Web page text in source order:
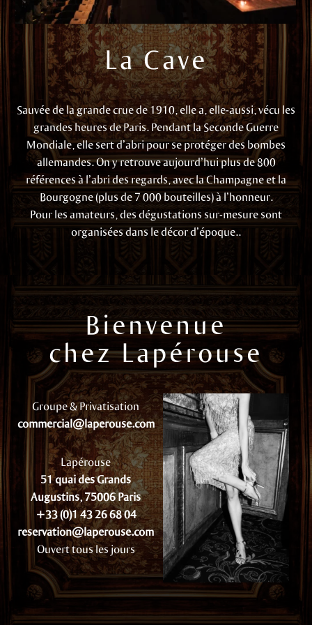
La Cave
Sauvée de la grande crue de 1910, elle a, elle-aussi, vécu les
grandes heures de Paris. Pendant la Seconde Guerre
Mondiale, elle sert d’abri pour se protéger des bombes
allemandes. On y retrouve aujourd’hui plus de 800
références à l’abri des regards, avec la Champagne et la
Bourgogne (plus de 7 000 bouteilles) à l’honneur.
Pour les amateurs, des dégustations sur-mesure sont
organisées dans le décor d’époque..
Bienvenue
chez Lapérouse
Groupe & Privatisation
commercial@laperouse.com
Lapérouse
51 quai des Grands
Augustins, 75006 Paris
+33 (0)1 43 26 68 04
reservation@laperouse.com
Ouvert tous les jours